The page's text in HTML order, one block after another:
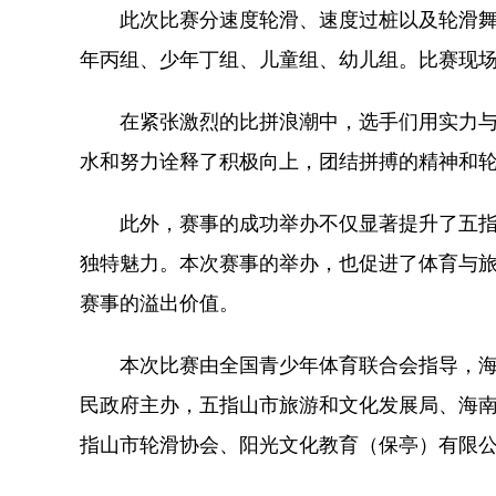
此次比赛分速度轮滑、速度过桩以及轮滑
年丙组、少年丁组、儿童组、幼儿组。比赛现
在紧张激烈的比拼浪潮中，选手们用实力
水和努力诠释了积极向上，团结拼搏的精神和
此外，赛事的成功举办不仅显著提升了五指
独特魅力。本次赛事的举办，也促进了体育与
赛事的溢出价值。
本次比赛由全国青少年体育联合会指导，
民政府主办，五指山市旅游和文化发展局、海
指山市轮滑协会、阳光文化教育（保亭）有限